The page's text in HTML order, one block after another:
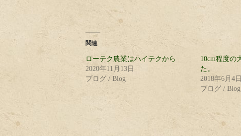
関連
ローテク農業はハイテクから
2020年11月13日
ブログ / Blog
10cm程度の
た。
2018年6月4日
ブログ / Blog